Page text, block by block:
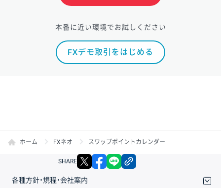
本番に近い環境でお試しください
FXデモ取引をはじめる
ホーム FXネオ スワップポイントカレンダー
SHARE X facebook
各種方針・規程・会社案内